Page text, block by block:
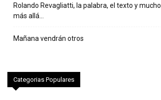
Rolando Revagliatti, la palabra, el texto y mucho
más allá…
Mañana vendrán otros
Categorias Populares